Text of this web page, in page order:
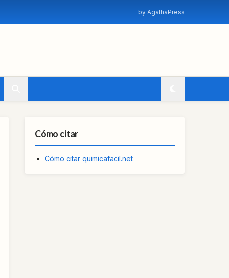
by AgathaPress
Cómo citar
Cómo citar quimicafacil.net